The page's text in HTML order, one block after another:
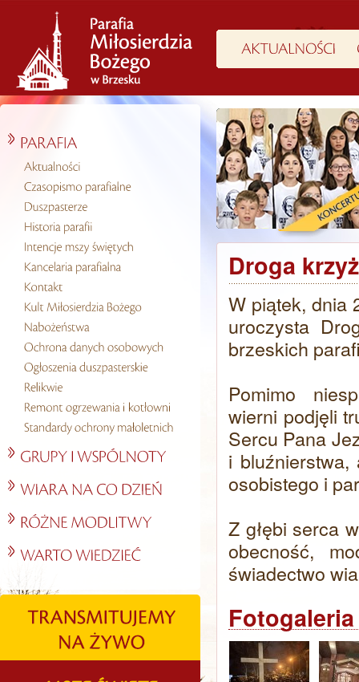
Droga
W piątek, dnia
uroczysta
brzeskich
Pomimo
wierni podjęli
Sercu Pana
i
osobistego i
Z głębi serca
obecność,
świadectwo
Fotogaleria